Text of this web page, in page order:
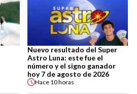
Nuevo resultado del Super
Astro Luna: este fue el
número y el signo ganador
hoy 7 de agosto de 2026
Hace 10 horas